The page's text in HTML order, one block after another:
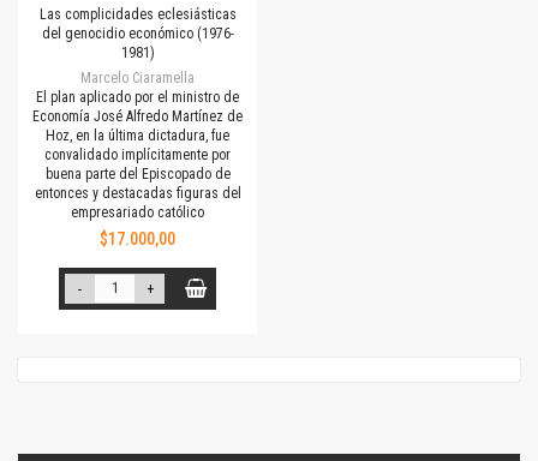
Las complicidades eclesiásticas
del genocidio económico (1976-
1981)
Marcelo Ciaramella
El plan aplicado por el ministro de
Economía José Alfredo Martínez de
Hoz, en la última dictadura, fue
convalidado implícitamente por
buena parte del Episcopado de
entonces y destacadas figuras del
empresariado católico
$17.000,00
- +